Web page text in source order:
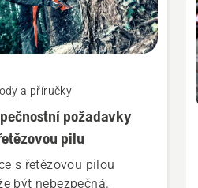
a příručky
požadavky
pilu
s řetězovou pilou
být nebezpečná.